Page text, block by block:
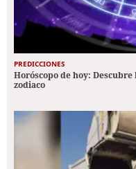
PREDICCIONES
Horóscopo de hoy:
zodiaco